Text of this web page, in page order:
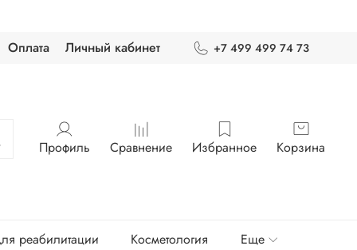
Оплата Личный кабинет +7 499 499 74 73
Профиль Сравнение Избранное Корзина
реабилитации Косметология Еще